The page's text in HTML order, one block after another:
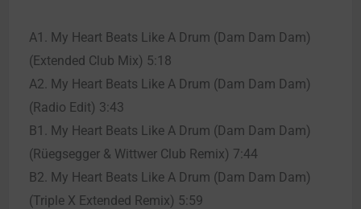
A1. My Heart Beats Like A Drum (Dam Dam Dam)
(Extended Club Mix) 5:18
A2. My Heart Beats Like A Drum (Dam Dam Dam)
(Radio Edit) 3:43
B1. My Heart Beats Like A Drum (Dam Dam Dam)
(Rüegsegger & Wittwer Club Remix) 7:44
B2. My Heart Beats Like A Drum (Dam Dam Dam)
(Triple X Extended Remix) 5:59